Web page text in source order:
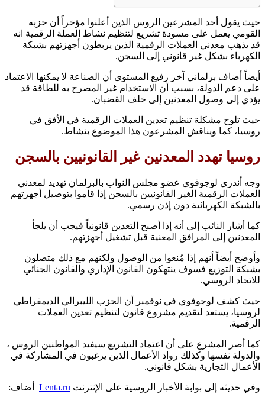
حيث يقول أحد المشرعين الروس الذين أعلنوا مؤخراً أن حزبه
القومي يعمل على مسودة تشريع لتنظيم نشاط العملة الرقمية انه
قد يذهب معدني العملات الرقمية الذين يربطون أجهزتهم بشبكة
الكهرباء بشكل غير قانوني إلى السجن.
أيضاً أضاف برلماني آخر رفيع المستوى أن الصناعة لا يمكنها الاعتماد
على دعم الدولة، بسبب أن الاستخدام غير المصرح به للطاقة قد
يؤدي إلى وصول المعدنين إلى خلف القضبان.
حيث تلوح مشكلة تنظيم تعدين العملات الرقمية في الأفق في
روسيا، كما ويناقش المشرعون هذا الموضوع بنشاط.
روسيا تهدد المعدنين غير القانونيين بالسجن
وجه أندري لوجوفوي عضو مجلس النواب بالبرلمان تهديد لمعدني
العملات الرقمية الغير القانونيين بالسجن إذا قاموا بتوصيل أجهزتهم
بالشبكة الكهربائية دون إذن رسمي.
كما أشار النائب إلى أنه إذا أصبح التعدين قانونياً فيجب أن يلجأ
المعدنين إلى المرافق المعنية قبل تشغيل أجهزتهم.
وأوضح أيضاً أنهم إذا مُنعوا من الوصول ولكنهم مع ذلك متصلون
بشبكة التوزيع فسوف ينتهكون القانون الإداري والقانون الجنائي
للاتحاد الروسي.
حيث كشف لوجوفوي في نوفمبر أن الحزب الليبرالي الديمقراطي
لروسيا، يستعد لتقديم مشروع قانون لتنظيم تعدين العملات
الرقمية.
كما أصر المشرع على أن اعتماد التشريع سيفيد المواطنين الروس ،
والدولة نفسها وكذلك رواد الأعمال الذين يرغبون في المشاركة في
الأعمال التجارية بشكل قانوني.
وفي حديثه إلى بوابة الأخبار الروسية على الإنترنت Lenta.ru أضاف: